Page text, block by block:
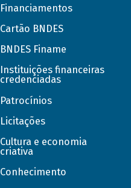
Financiamentos
Cartão BNDES
BNDES Finame
Instituições financeiras
credenciadas
Patrocínios
Licitações
Cultura e economia
criativa
Conhecimento